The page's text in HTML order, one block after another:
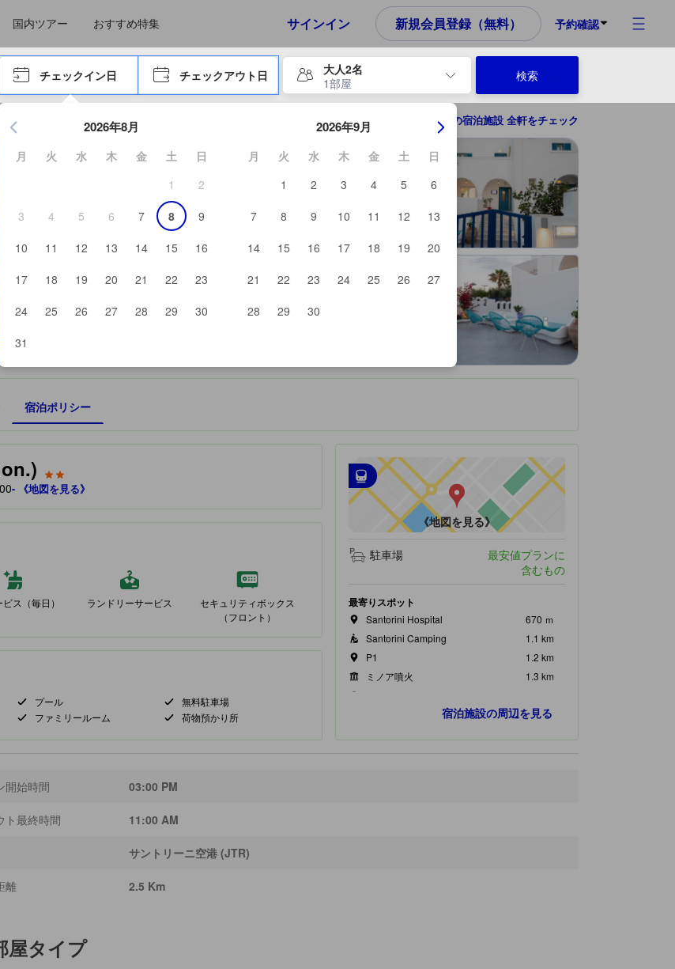
国内ツアー おすすめ特集 サインイン 新規会員登録（無料） 予約確認
で進み、エンターキーを押して内容を確定して、検索します。
チェックイン日 チェックアウト日
大人2名
1部屋
ンターキーを押して日付選択画面の操作を開始します。方向キーを使用して、チェックイン日とチェックアウト日を移動します。
2026年8月
月 火 水 木 金 土
日
1
2
3
4 5 6 7 8
9
10
11 12 13 14 15
16
17
18 19 20 21 22
23
24
25 26 27 28 29
30
31
2026年9月
月 火 水 木 金 土
日
1
2 3 4 5
6
7
8 9 10 11 12
13
14
15 16 17 18 19
20
21
22 23 24 25 26
27
28
29 30
検索
サントリーニの宿泊施設 全軒をチェック
を見る
宿泊ポリシー
備わっていると予測される快適さや客室のレベルを示すものです。
- 《地図を見る》
ス（毎日） ランドリーサービス
セキュリティボックス
（フロント）
プール
無料駐車場
ファミリールーム 荷物預かり所
tooltip
最寄の交通機関
• 最寄の駅：Fira Bus Station（距離1.38km）
《地図を見る》
駐車場
最安値プランに
含むもの
最寄りスポット
Santorini Hospital
670 ｍ
Santorini Camping
1.1 km
P1
1.2 km
ミノア噴火
1.3 km
宿泊施設の周辺を見る
開始時間 03:00 PM
ト最終時間 11:00 AM
サントリーニ空港 (JTR)
離 2.5 Km
屋タイプ